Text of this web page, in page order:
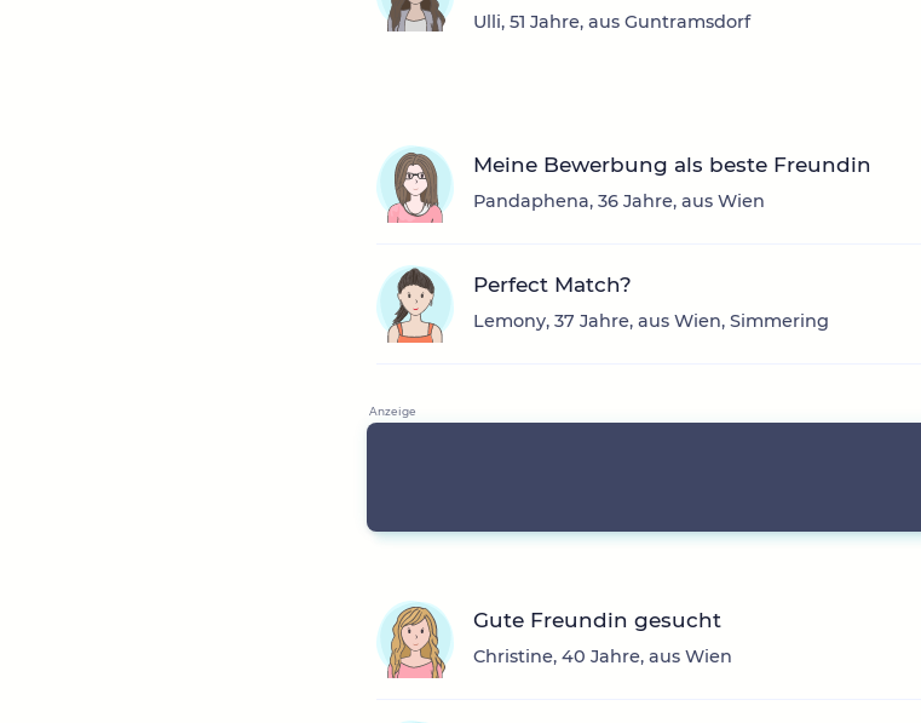
Ulli, 51 Jahre, aus Guntramsdorf
Meine Bewerbung als beste Freundin
Pandaphena, 36 Jahre, aus Wien
Perfect Match?
Lemony, 37 Jahre, aus Wien, Simmering
Gute Freundin gesucht
Christine, 40 Jahre, aus Wien